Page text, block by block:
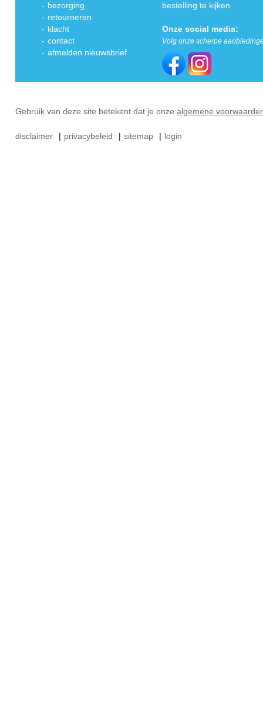
- bezorging
- retourneren
- klacht
- contact
- afmelden nieuwsbrief
bestelling te kijken
Onze social media:
Volg onze scherpe
Gebruik van deze site betekent dat je onze algemene
disclaimer | privacybeleid | sitemap | login